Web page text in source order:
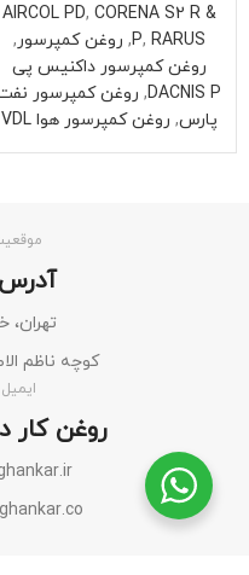
AIRCOL PD, CORENA S2 R &
P, RARUS
, روغن کمپرسور,
روغن کمپرسور داکنیس پی
DACNIS P
, روغن کمپرسور
پارس, روغن کمپرسور هوا VDL
تهران،
کوچه ناظم
روغن کار